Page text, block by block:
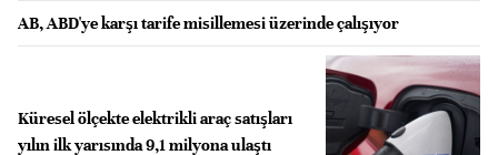
AB, ABD'ye karşı tarife misillemesi üzerinde çalışıyor
Küresel ölçekte elektrikli araç satışları
yılın ilk yarısında 9,1 milyona ulaştı